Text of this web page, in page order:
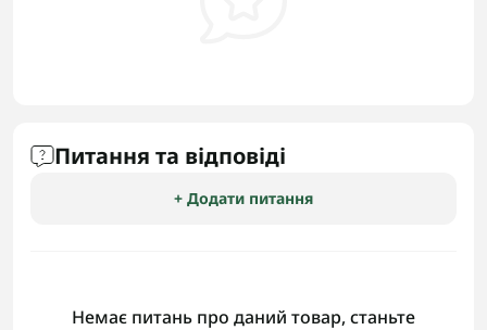
Питання та відповіді
+ Додати питання
Немає питань про даний товар, станьте